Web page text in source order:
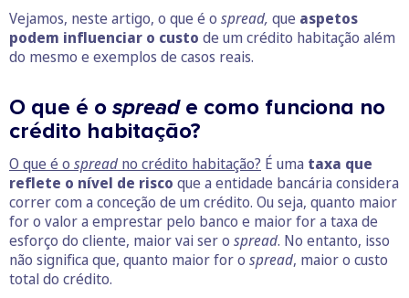
Vejamos, neste artigo, o que é o spread, que aspetos
podem influenciar o custo de um crédito habitação além
do mesmo e exemplos de casos reais.
O que é o spreade como funciona no
crédito habitação?
O que é o spread no crédito habitação? É uma taxa que
reflete o nível de risco que a entidade bancária considera
correr com a conceção de um crédito. Ou seja, quanto maior
for o valor a emprestar pelo banco e maior for a taxa de
esforço do cliente, maior vai ser o spread. No entanto, isso
não significa que, quanto maior for o spread, maior o custo
total do crédito.